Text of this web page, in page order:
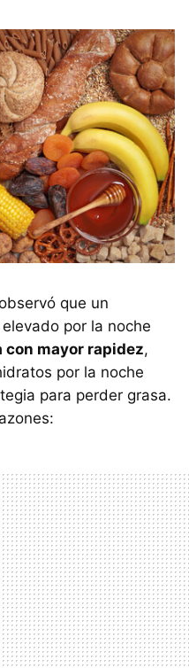
que un
por la noche
con mayor rapidez,
por la noche
para perder grasa.